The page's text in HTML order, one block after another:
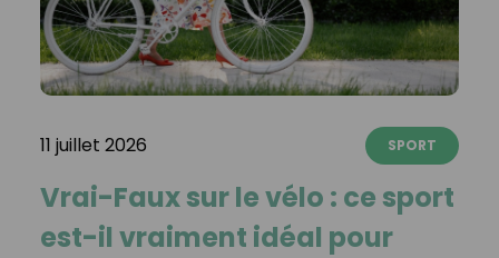
11 juillet 2026 SPORT
Vrai-Faux sur le vélo : ce sport
est-il vraiment idéal pour